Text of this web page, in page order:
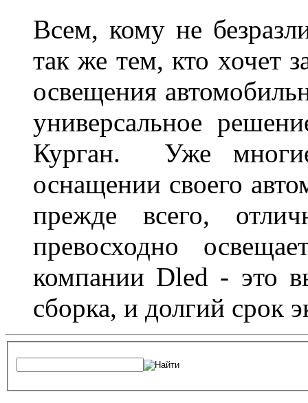
Всем, кому не
так же тем, кто хочет
освещения
универсальное
Курган. Уже многие
оснащении своего
прежде всего,
превосходно
компании Dled - это
сборка, и долгий срок